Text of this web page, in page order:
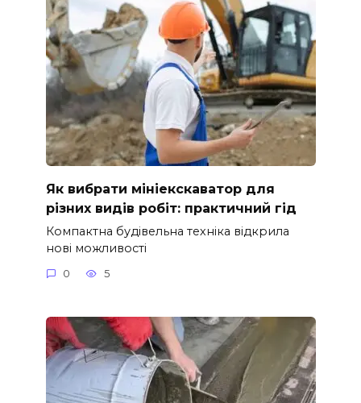
Як вибрати мініекскаватор для
різних видів робіт: практичний гід
Компактна будівельна техніка відкрила
нові можливості
0 5